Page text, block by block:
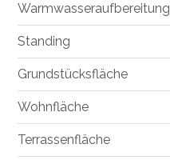
Warmwasseraufbereitung
Standing
Grundstücksfläche
Wohnfläche
Terrassenfläche